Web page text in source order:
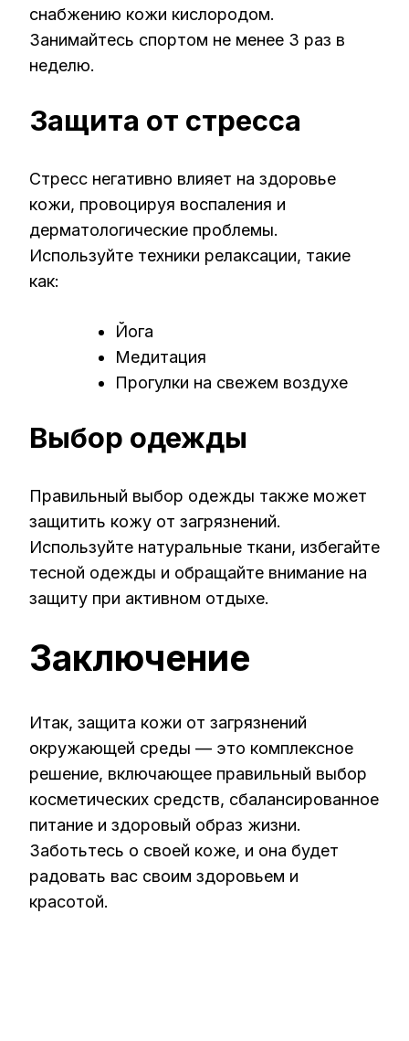
снабжению кожи кислородом.
Занимайтесь спортом не менее 3 раз в
неделю.
Защита от стресса
Стресс негативно влияет на здоровье
кожи, провоцируя воспаления и
дерматологические проблемы.
Используйте техники релаксации, такие
как:
Йога
Медитация
Прогулки на свежем воздухе
Выбор одежды
Правильный выбор одежды также может
защитить кожу от загрязнений.
Используйте натуральные ткани, избегайте
тесной одежды и обращайте внимание на
защиту при активном отдыхе.
Заключение
Итак, защита кожи от загрязнений
окружающей среды — это комплексное
решение, включающее правильный выбор
косметических средств, сбалансированное
питание и здоровый образ жизни.
Заботьтесь о своей коже, и она будет
радовать вас своим здоровьем и
красотой.